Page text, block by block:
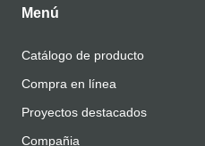
Menú
Catálogo de producto
Compra en línea
Proyectos destacados
Compañia